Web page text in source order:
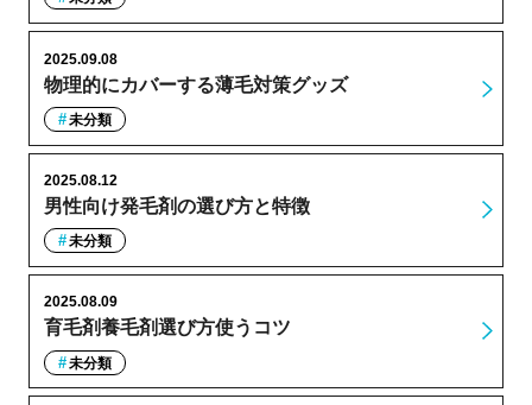
物理的にカバーする薄毛対策グッズ
2025.09.08
未分類
男性向け発毛剤の選び方と特徴
2025.08.12
未分類
育毛剤養毛剤選び方使うコツ
2025.08.09
未分類